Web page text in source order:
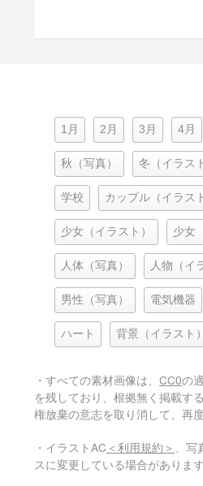
1月 2月 3月 4月
秋（写真） 冬（イラス
学校 カップル（イラス
少女（イラスト） 少女
人体（写真） 人物（イ
男性（写真） 電気機器
ハート 背景（イラスト）
・すべての素材画像は、 CC0の
を残しており、根拠無く掲載す
権放棄の意志を取り消して、再
・イラストAC ＜利用規約＞ 、写
スに変更している場合がありま